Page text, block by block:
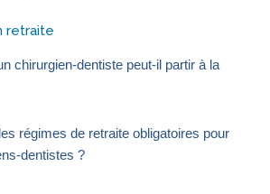
retraite
chirurgien-dentiste peut-il partir à la
régimes de retraite obligatoires pour
dentistes ?